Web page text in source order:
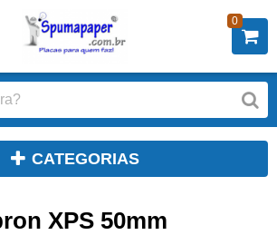
0
CATEGORIAS
XPS 50mm